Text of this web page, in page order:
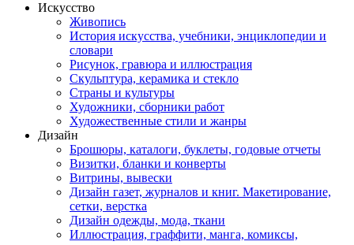
Искусство
Живопись
История искусства, учебники, энциклопедии и
словари
Рисунок, гравюра и иллюстрация
Скульптура, керамика и стекло
Страны и культуры
Художники, сборники работ
Художественные стили и жанры
Дизайн
Брошюры, каталоги, буклеты, годовые отчеты
Визитки, бланки и конверты
Витрины, вывески
Дизайн газет, журналов и книг. Макетирование,
сетки, верстка
Дизайн одежды, мода, ткани
Иллюстрация, граффити, манга, комиксы,